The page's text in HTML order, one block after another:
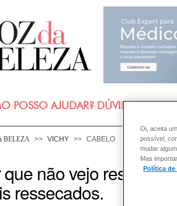
POSSO AJUDAR? DÚVIDAS
BELEZA VICHY CABELO
que não vejo
ressecados.
Oi, aceita
possível,
mudar
Mas
Política de